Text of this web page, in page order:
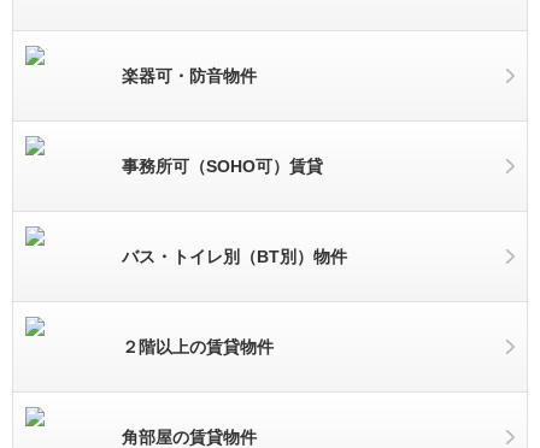
楽器可・防音物件
事務所可（SOHO可）賃貸
バス・トイレ別（BT別）物件
２階以上の賃貸物件
角部屋の賃貸物件